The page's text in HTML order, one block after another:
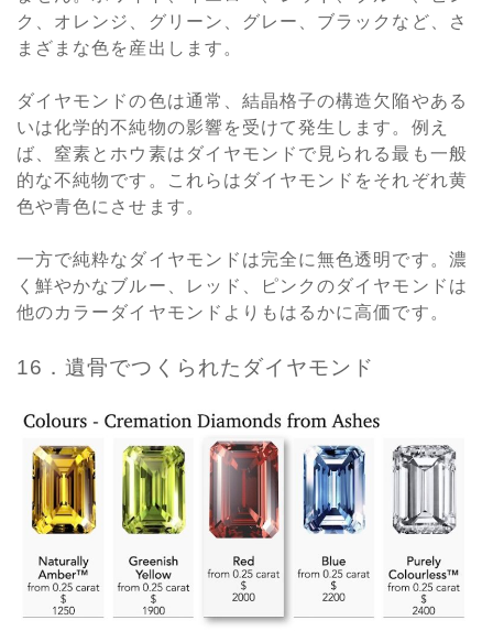
ク、オレンジ、グリーン、グレー、ブラックなど、さ
まざまな色を産出します。
ダイヤモンドの色は通常、結晶格子の構造欠陥やある
いは化学的不純物の影響を受けて発生します。例え
ば、窒素とホウ素はダイヤモンドで見られる最も一般
的な不純物です。これらはダイヤモンドをそれぞれ黄
色や青色にさせます。
一方で純粋なダイヤモンドは完全に無色透明です。濃
く鮮やかなブルー、レッド、ピンクのダイヤモンドは
他のカラーダイヤモンドよりもはるかに高価です。
16．遺骨でつくられたダイヤモンド